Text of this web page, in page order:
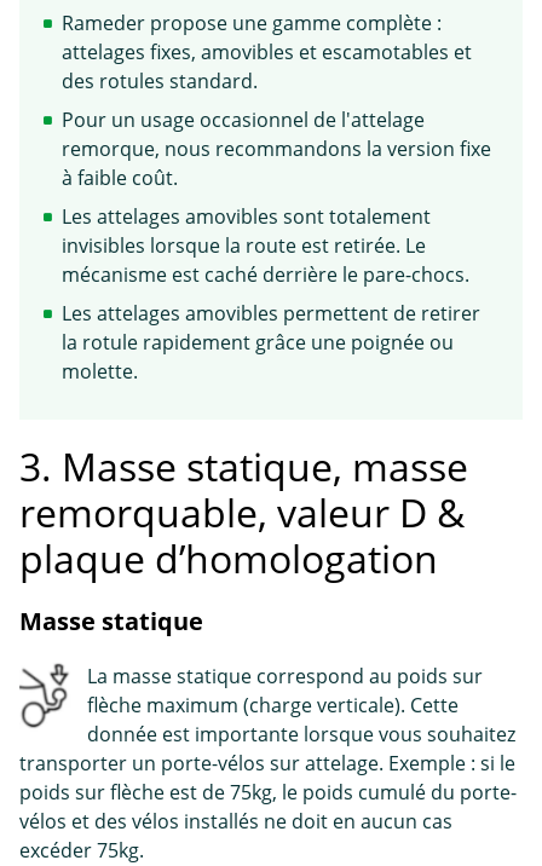
Rameder propose une gamme complète :
attelages fixes, amovibles et escamotables et
des rotules standard.
Pour un usage occasionnel de l'attelage
remorque, nous recommandons la version fixe
à faible coût.
Les attelages amovibles sont totalement
invisibles lorsque la route est retirée. Le
mécanisme est caché derrière le pare-chocs.
Les attelages amovibles permettent de retirer
la rotule rapidement grâce une poignée ou
molette.
3. Masse statique, masse
remorquable, valeur D &
plaque d’homologation
Masse statique
La masse statique correspond au poids sur
flèche maximum (charge verticale). Cette
donnée est importante lorsque vous souhaitez
transporter un porte-vélos sur attelage. Exemple : si le
poids sur flèche est de 75kg, le poids cumulé du porte-
vélos et des vélos installés ne doit en aucun cas
excéder 75kg.